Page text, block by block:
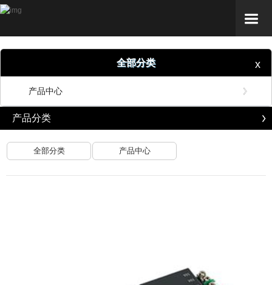
全部分类 x
产品中心
产品分类
全部分类 产品中心